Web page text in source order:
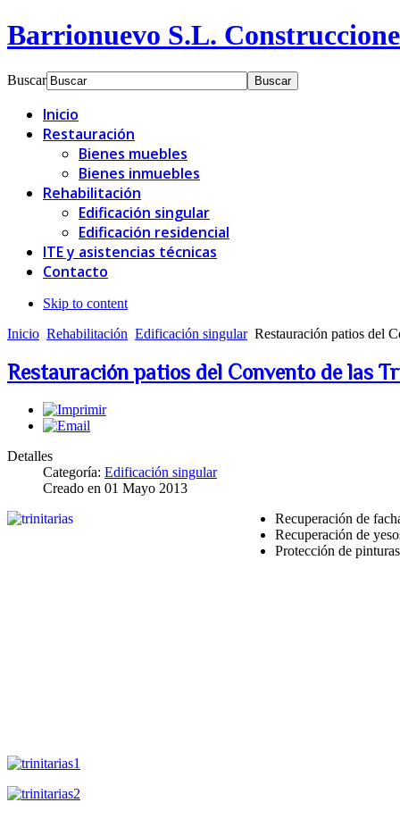
Barrionuevo S.L.
Buscar
Inicio
Restauración
Bienes muebles
Bienes inmuebles
Rehabilitación
Edificación singular
Edificación residencial
ITE y asistencias técnicas
Contacto
Skip to content
Inicio Rehabilitación Edificación singular Restauración patios del
Restauración patios del Convento de las
Detalles
Categoría: Edificación singular
Creado en 01 Mayo 2013
Recuperación de
Recuperación de
Protección de